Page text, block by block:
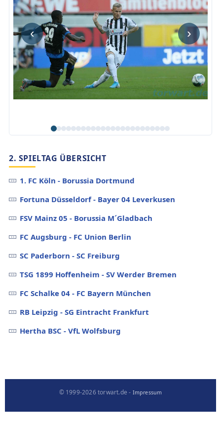
‹ ›
2. SPIELTAG ÜBERSICHT
1. FC Köln - Borussia Dortmund
Fortuna Düsseldorf - Bayer 04 Leverkusen
FSV Mainz 05 - Borussia M´Gladbach
FC Augsburg - FC Union Berlin
SC Paderborn - SC Freiburg
TSG 1899 Hoffenheim - SV Werder Bremen
FC Schalke 04 - FC Bayern München
RB Leipzig - SG Eintracht Frankfurt
Hertha BSC - VfL Wolfsburg
© 1999-2026 torwart.de - Impressum